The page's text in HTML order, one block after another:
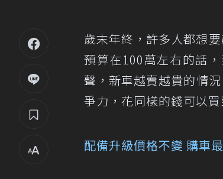
歲末年終，許多人都想
預算在100萬左右的話
聲，新車越賣越貴的情
爭力，花同樣的錢可以
配備升級價格不變 購車